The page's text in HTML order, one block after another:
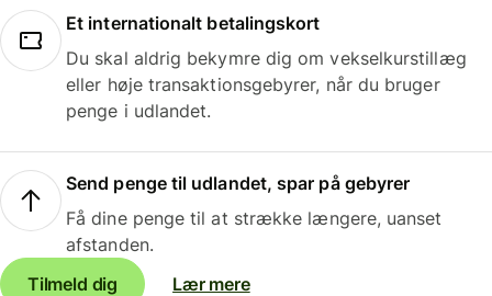
Et internationalt betalingskort
Du skal aldrig bekymre dig om vekselkurstillæg
eller høje transaktionsgebyrer, når du bruger
penge i udlandet.
Send penge til udlandet, spar på gebyrer
Få dine penge til at strække længere, uanset
afstanden.
Tilmeld dig
Lær mere